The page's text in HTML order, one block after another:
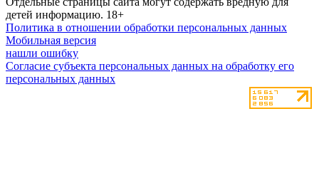
детей информацию. 18+
Политика в отношении обработки персональных данных
Мобильная версия
нашли ошибку
Согласие субъекта персональных данных на обработку его
персональных данных